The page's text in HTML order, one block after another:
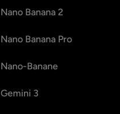
Nano Banana 2
Nano Banana Pro
Nano-Banane
Gemini 3